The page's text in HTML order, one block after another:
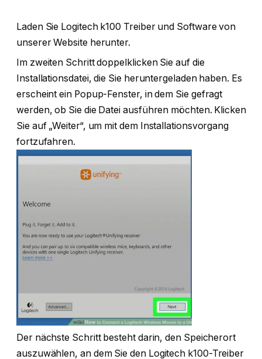
Laden Sie Logitech k100 Treiber und Software von
unserer Website herunter.
Im zweiten Schritt doppelklicken Sie auf die
Installationsdatei, die Sie heruntergeladen haben. Es
erscheint ein Popup-Fenster, in dem Sie gefragt
werden, ob Sie die Datei ausführen möchten. Klicken
Sie auf „Weiter“, um mit dem Installationsvorgang
fortzufahren.
Der nächste Schritt besteht darin, den Speicherort
auszuwählen, an dem Sie den Logitech k100-Treiber